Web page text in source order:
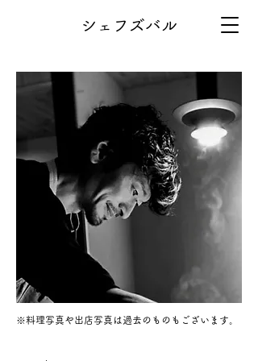
シェフズバル
​※料理写真や出店写真は過去のものもございます。